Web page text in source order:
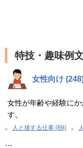
特技・趣味例
女性向け
女性が年齢や経験に
す。
人と接する仕事 (89)
…